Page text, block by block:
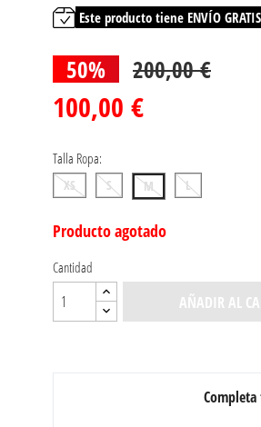
Este producto tiene ENVÍO
50% 200,00 €
100,00 €
Talla Ropa:
XS S M L
Producto agotado
Cantidad
AÑADIR AL